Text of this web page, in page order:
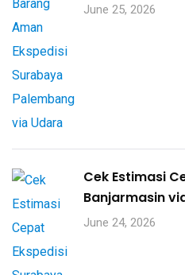
June 25, 2026
Cek Estimasi
Banjarmasin
June 24, 2026